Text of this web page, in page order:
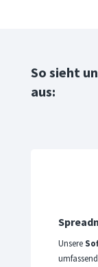
So sieht
aus:
Unsere